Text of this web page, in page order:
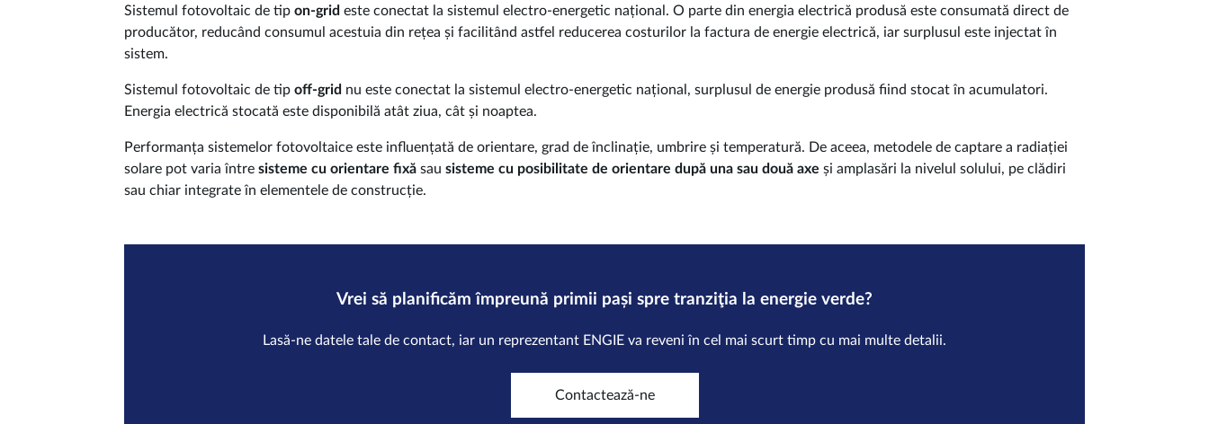
Sistemul fotovoltaic de tip on-grid este conectat la sistemul electro-energetic național. O parte din energia electrică produsă este consumată direct de
producător, reducând consumul acestuia din rețea și facilitând astfel reducerea costurilor la factura de energie electrică, iar surplusul este injectat în
sistem.
Sistemul fotovoltaic de tip off-grid nu este conectat la sistemul electro-energetic național, surplusul de energie produsă fiind stocat în acumulatori.
Energia electrică stocată este disponibilă atât ziua, cât și noaptea.
Performanța sistemelor fotovoltaice este influențată de orientare, grad de înclinație, umbrire și temperatură. De aceea, metodele de captare a radiației
solare pot varia între sisteme cu orientare fixă sau sisteme cu posibilitate de orientare după una sau două axe și amplasări la nivelul solului, pe clădiri
sau chiar integrate în elementele de construcție.
Vrei să planificăm împreună primii pași spre tranziţia la energie verde?
Lasă-ne datele tale de contact, iar un reprezentant ENGIE va reveni în cel mai scurt timp cu mai multe detalii.
Contactează-ne